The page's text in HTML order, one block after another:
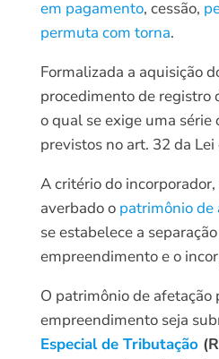
em pagamento, cessão,
permuta com torna.
Formalizada a aquisição
procedimento de registro
o qual se exige uma série
previstos no art. 32 da Lei
A critério do
averbado o patrimônio de
se estabelece a
empreendimento e o
O patrimônio de afetação
empreendimento seja
Especial de Tributação